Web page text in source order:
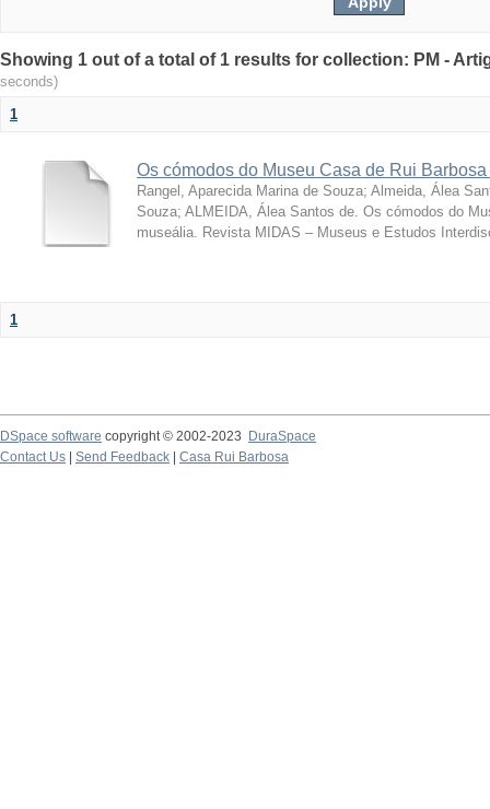
Showing 1 out of a total of 1 results for collection: PM -
seconds)
1
Os cómodos do Museu Casa de Rui
Rangel, Aparecida Marina de Souza; Almeida, Álea
Souza; ALMEIDA, Álea Santos de. Os cómodos do
museália. Revista MIDAS – Museus e Estudos
1
DSpace software copyright © 2002-2023
DuraSpace
Contact Us
Send Feedback Casa Rui Barbosa